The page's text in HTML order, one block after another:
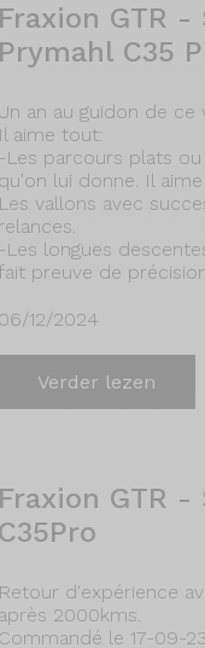
Fraxion GTR -
Prymahl C35
Un an au guidon de ce
Il aime tout:
-Les parcours plats
qu'on lui donne. Il
Les vallons avec
relances.
-Les longues
fait preuve de
06/12/2024
Verder lezen
Fraxion GTR
C35Pro
Retour d'expérience
après 2000kms.
Commandé le 17-09-